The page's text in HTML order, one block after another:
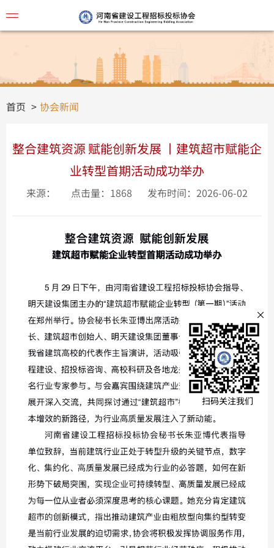
全部
公示
协会
法规
首页 协会新闻
整合建筑资源 赋能创新发展 丨建筑超市赋能企
业转型首期活动成功举办
来源： 点击量：1868 发布时间：2026-06-02
×
扫码关注我们